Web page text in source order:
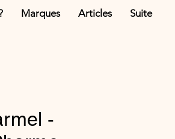
Marques Articles Suite
-